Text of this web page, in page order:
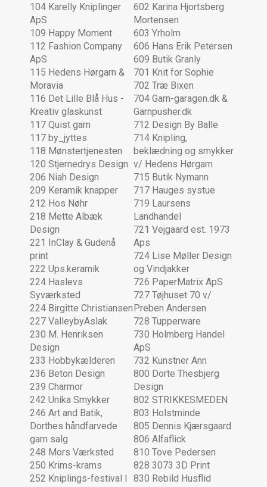
104 Karelly Kniplinger
ApS
109 Happy Moment
112 Fashion Company
ApS
115 Hedens Hørgarn &
Moravia
116 Det Lille Blå Hus -
Kreativ glaskunst
117 Quist garn
117 by_jyttes
118 Mønstertjenesten
120 Stjernedrys Design
206 Niah Design
209 Keramik knapper
212 Hos Nøhr
218 Mette Albæk
Design
221 InClay & Gudenå
print
222 Ups.keramik
224 Haslevs
Syværksted
224 Birgitte Christiansen
227 ValleybyAslak
230 M. Henriksen
Design
233 Hobbykælderen
236 Beton Design
239 Charmor
242 Unika Smykker
246 Art and Batik,
Dorthes håndfarvede
garn salg
248 Mors Værksted
250 Krims-krams
252 Kniplings-festival I
602 Karina Hjortsberg
Mortensen
603 Yrholm
606 Hans Erik Petersen
609 Butik Granly
701 Knit for Sophie
702 Træ Bixen
704 Garn-garagen.dk &
Garnpusher.dk
712 Design By Balle
714 Knipling,
beklædning og smykker
v/ Hedens Hørgarn
715 Butik Nymann
717 Hauges systue
719 Laursens
Landhandel
721 Vejgaard est. 1973
Aps
724 Lise Møller Design
og Vindjakker
726 PaperMatrix ApS
727 Tøjhuset 70 v/
Preben Andersen
728 Tupperware
730 Holmberg Handel
ApS
732 Kunstner Ann
800 Dorte Thesbjerg
Design
802 STRIKKESMEDEN
803 Holstminde
805 Dennis Kjærsgaard
806 Alfaflick
810 Tove Pedersen
828 3073 3D Print
830 Rebild Husflid